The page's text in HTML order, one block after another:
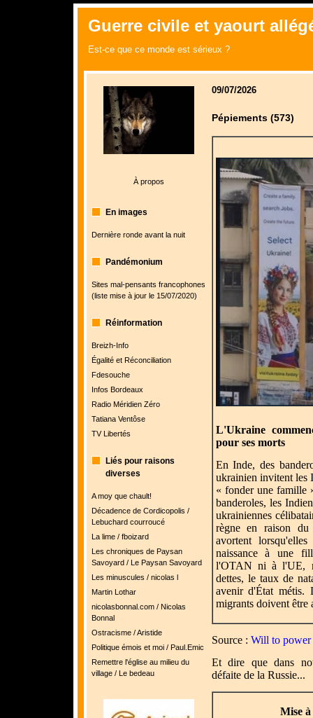
Guerre civile et yaourt
Est-ce que ce monde est sérieux ?
À propos
En images
Dernière ronde avant la nuit
Pandémonium
Sites mal-pensants francophones
(liste mise à jour le 15/07/2020)
Réinformation
Breizh-Info
Égalité et Réconciliation
Fdesouche
Infos Bordeaux
Radio Méridien Zéro
Tatiana Ventôse
TV Libertés
Liés pour raisons
diverses
A moy que chault!
Décadence de Cordicopolis /
Lebuchard courroucé
La lime / fboizard
Les chroniques de Paysan
Savoyard / Le Paysan Savoyard
Les minuscules / nicolas l
Martin Lothar
nicolasbonnal.com / Nicolas
Bonnal
Ostracisme / Aristide
Politique émois et moi / Paul.Emic
Remettre l'église au milieu du
village / Le bedeau
09/07/2026
Pépiements (573)
L'Ukraine
pour ses morts
En Inde, des
ukrainien invitent les
« fonder une famille
banderoles, les
ukrainiennes
règne en raison
avortent
naissance à une
l'OTAN ni à l'UE,
dettes, le taux de
avenir d'État métis.
migrants doivent être
Source : Will to power
Et dire que dans
défaite de la Russie...
Mise